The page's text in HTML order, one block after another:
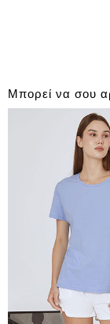
Μπορεί να σου